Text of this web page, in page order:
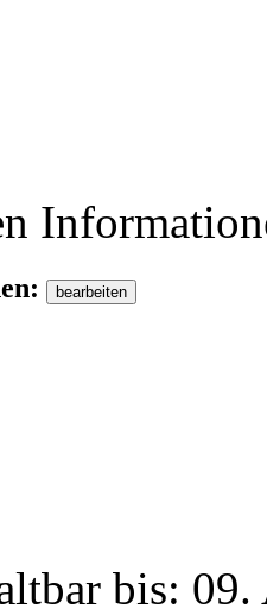
bis: 09.